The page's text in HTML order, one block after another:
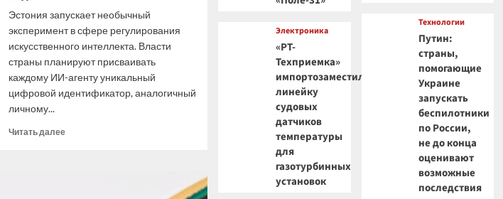
Эстония запускает необычный
эксперимент в сфере регулирования
искусственного интеллекта. Власти
страны планируют присваивать
каждому ИИ-агенту уникальный
цифровой идентификатор, аналогичный
личному...
Читать далееПрочитать
Электроника
«РТ-
Техприемка»
импортозаместила
линейку
судовых
датчиков
температуры
для
газотурбинных
установок
Технологии
Путин:
страны,
помогающие
Украине
запускать
беспилотники
по России,
не до конца
оценивают
возможные
последствия